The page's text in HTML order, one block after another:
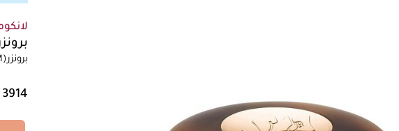
برونزر